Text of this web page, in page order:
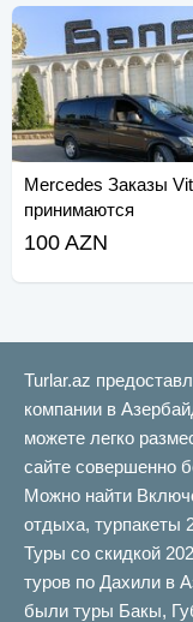
Mercedes Заказы
принимаются
100 AZN
Turlar.az
компании в
можете легко
сайте совершенно
Можно найти
отдыха, турпакеты
Туры со скидкой
туров по Дахили в
были туры Бакы,